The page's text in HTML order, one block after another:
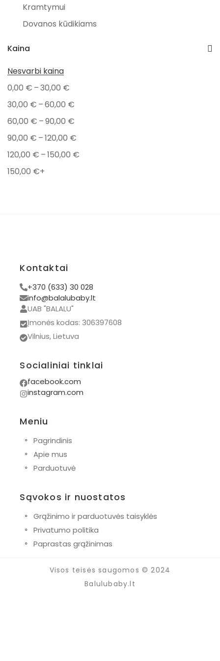
Kramtymui
Dovanos kūdikiams
Iglu
Kovap
Wishbone
Dovanos
Naujagimiams
Gimtadieniui
Pirmajai komunijai
Visos prekės
Kaina
Nesvarbi kaina
0,00 € –30,00 €
30,00 € –60,00 €
60,00 € –90,00 €
90,00 € –120,00 €
120,00 € –150,00 €
150,00 €+
Kontaktai
+370 (633) 30 028
info@balalubaby.lt
UAB "BALALU"
Įmonės kodas: 306397608
Vilnius, Lietuva
Socialiniai tinklai
facebook.com
instagram.com
Meniu
◦ Pagrindinis
◦ Apie mus
◦ Parduotuvė
Sąvokos ir nuostatos
◦ Grąžinimo ir parduotuvės taisyklės
◦ Privatumo politika
◦ Paprastas grąžinimas
Visos teisės saugomos © 2024
Balulubaby.lt